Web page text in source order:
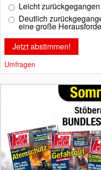
Leicht zurückgegangen
Deutlich
eine große
Umfragen